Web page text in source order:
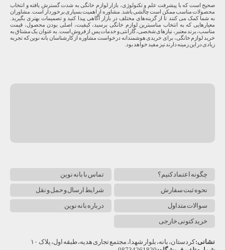
صحیح است که با پیشرفت علم و تکنولوژی، بازار لوازم خانگی به شدت گسترش یافته و انتخاب
محصولات مناسب ممکن است چالشی باشد. مشاوره از اهمیت بسیاری برخوردار است. مشاوران
به شما کمک می کنند تا از گزینه‌های مختلف در بازار آگاهی پیدا کنید و تصمیمات بهتری بگیرید.
معیارهایی که به انتخاب مناسبترین لوازم خانگی برسید، کیفیت، اصلی بودن محصول، قیمت
مناسب، برند معتبر، نیازهای شخصی، گارانتی و خدمات پس از فروش است. به عنوان یک مشتاق به
خرید لوازم خانگی، برای خریدی هوشمندانه درخواست مشاوره از کارشناسان بانه نوین که تجربه
زیادی در این زمینه دارند نیز مفید خواهد بود.
چگونه اعتماد کنیم؟ تماس با بانه نوین
نحوه ثبت سفارش شرایط ارسال و حمل و نقل
سوالات متداول درباره بانه نوین
خرید کتونی خارجی
نشانی:کردستان، بانه، بلوار شهدا، مجتمع تجاری هدیه، طبقه اول، پلاک ۱۰